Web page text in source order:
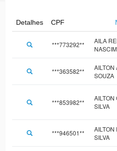
Detalhes CPF
***773292**
AILA
***363582**
AILTON
SOUZA
***853982**
AILTON
SILVA
***946501**
AILTON
SILVA